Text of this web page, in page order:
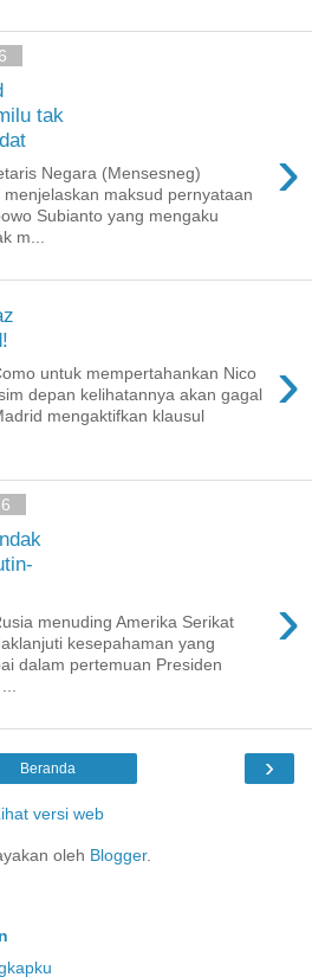
tak
›
Negara (Mensesneg)
menjelaskan maksud pernyataan
Subianto yang mengaku
m...
›
untuk mempertahankan Nico
depan kelihatannya akan gagal
mengaktifkan klausul
›
menuding Amerika Serikat
kesepahaman yang
dalam pertemuan Presiden
›
Beranda
versi web
oleh Blogger.